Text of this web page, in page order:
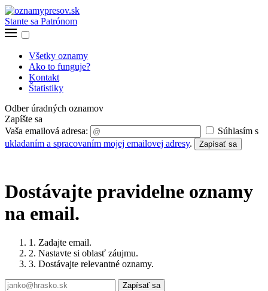
Stante sa Patrónom
Všetky oznamy
Ako to funguje?
Kontakt
Štatistiky
Odber úradných oznamov
Zapíšte sa
Vaša emailová adresa:
Súhlasím s
ukladaním a spracovaním mojej emailovej adresy. Zapísať sa
Dostávajte pravidelne oznamy
na email.
1. Zadajte email.
2. Nastavte si oblasť záujmu.
3. Dostávajte relevantné oznamy.
Zapísať sa